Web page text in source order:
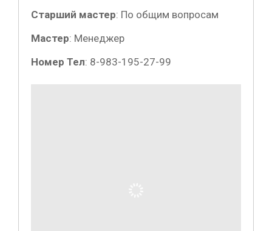
Старший мастер: По общим вопросам
Мастер: Менеджер
Номер Тел: 8-983-195-27-99